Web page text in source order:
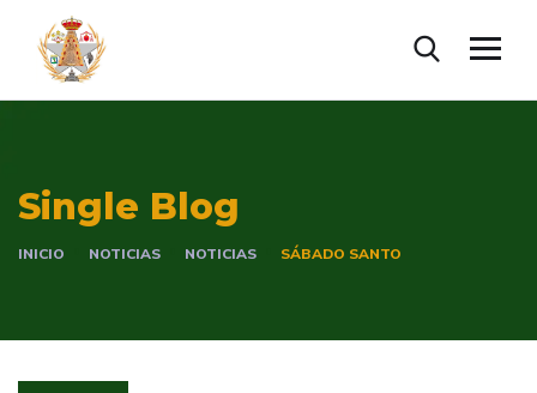
Single Blog
INICIO NOTICIAS NOTICIAS SÁBADO SANTO